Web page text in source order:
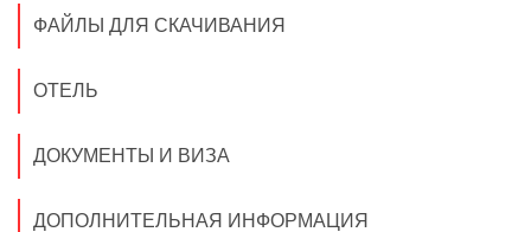
ФАЙЛЫ ДЛЯ СКАЧИВАНИЯ
ОТЕЛЬ
ДОКУМЕНТЫ И ВИЗА
ДОПОЛНИТЕЛЬНАЯ ИНФОРМАЦИЯ